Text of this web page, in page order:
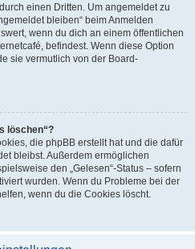
einen Dritten. Um angemeldet zu
bleiben“ beim Anmelden
wenn du dich an einem öffentlichen
befindest. Wenn diese Option
sie vermutlich von der Board-
löschen“?
die phpBB erstellt hat und die dafür
bleibst. Außerdem ermöglichen
den „Gelesen“-Status – sofern
wurden. Wenn du Probleme bei der
wenn du die Cookies löscht.